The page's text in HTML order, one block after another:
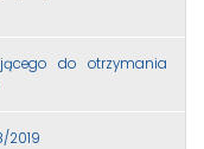
do otrzymania
2019